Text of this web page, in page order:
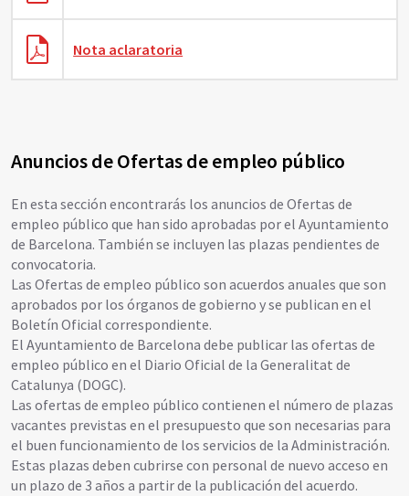
Nota aclaratoria
Anuncios de Ofertas de empleo público
En esta sección encontrarás los anuncios de Ofertas de
empleo público que han sido aprobadas por el Ayuntamiento
de Barcelona. También se incluyen las plazas pendientes de
convocatoria.
Las Ofertas de empleo público son acuerdos anuales que son
aprobados por los órganos de gobierno y se publican en el
Boletín Oficial correspondiente.
El Ayuntamiento de Barcelona debe publicar las ofertas de
empleo público en el Diario Oficial de la Generalitat de
Catalunya (DOGC).
Las ofertas de empleo público contienen el número de plazas
vacantes previstas en el presupuesto que son necesarias para
el buen funcionamiento de los servicios de la Administración.
Estas plazas deben cubrirse con personal de nuevo acceso en
un plazo de 3 años a partir de la publicación del acuerdo.